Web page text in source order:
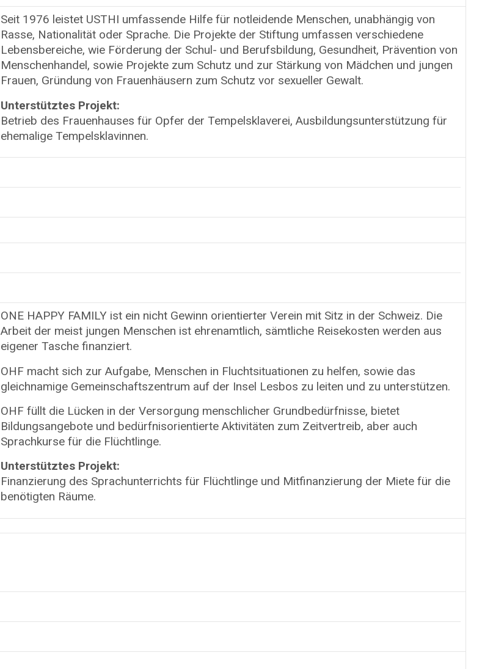
Seit 1976 leistet USTHI umfassende Hilfe für notleidende Menschen, unabhängig von
Rasse, Nationalität oder Sprache. Die Projekte der Stiftung umfassen verschiedene
Lebensbereiche, wie Förderung der Schul- und Berufsbildung, Gesundheit, Prävention von
Menschenhandel, sowie Projekte zum Schutz und zur Stärkung von Mädchen und jungen
Frauen, Gründung von Frauenhäusern zum Schutz vor sexueller Gewalt.
Unterstütztes Projekt:
Betrieb des Frauenhauses für Opfer der Tempelsklaverei, Ausbildungsunterstützung für
ehemalige Tempelsklavinnen.
ONE HAPPY FAMILY ist ein nicht Gewinn orientierter Verein mit Sitz in der Schweiz. Die
Arbeit der meist jungen Menschen ist ehrenamtlich, sämtliche Reisekosten werden aus
eigener Tasche finanziert.
OHF macht sich zur Aufgabe, Menschen in Fluchtsituationen zu helfen, sowie das
gleichnamige Gemeinschaftszentrum auf der Insel Lesbos zu leiten und zu unterstützen.
OHF füllt die Lücken in der Versorgung menschlicher Grundbedürfnisse, bietet
Bildungsangebote und bedürfnisorientierte Aktivitäten zum Zeitvertreib, aber auch
Sprachkurse für die Flüchtlinge.
Unterstütztes Projekt:
Finanzierung des Sprachunterrichts für Flüchtlinge und Mitfinanzierung der Miete für die
benötigten Räume.